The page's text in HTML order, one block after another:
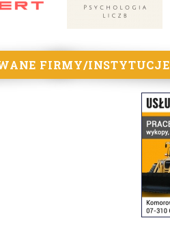
FIRMY/INSTYTUCJE